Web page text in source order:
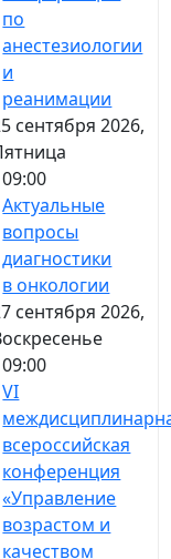
по
анестезиологии
и
реанимации
сентября 2026,
09:00
Актуальные
вопросы
диагностики
в онкологии
сентября 2026,
09:00
VI
всероссийская
конференция
«Управление
возрастом и
качеством